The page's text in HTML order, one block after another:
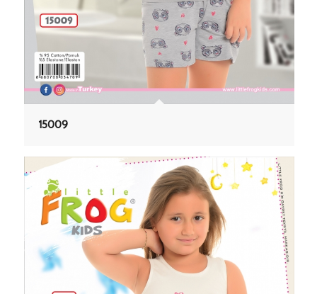
15009